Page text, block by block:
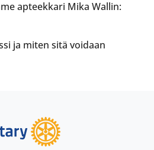
apteekkari Mika Wallin:
ja miten sitä voidaan